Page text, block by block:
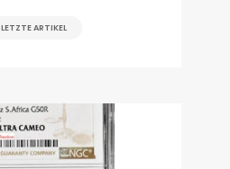
LETZTE ARTIKEL